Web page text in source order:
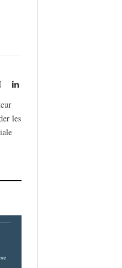
InstagramLinkedIn
les